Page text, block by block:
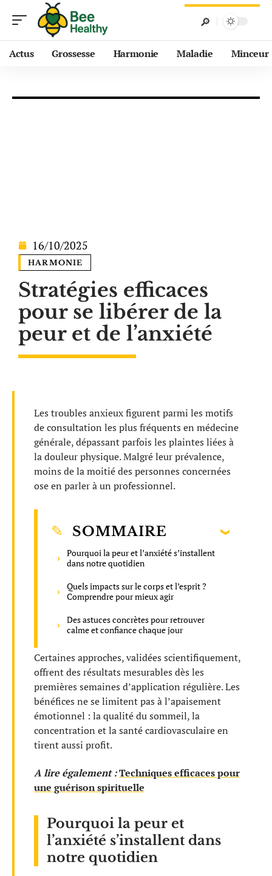
Actus Grossesse Harmonie Maladie Minceur
16/10/2025
HARMONIE
Stratégies efficaces
pour se libérer de la
peur et de l’anxiété
Les troubles anxieux figurent parmi les motifs
de consultation les plus fréquents en médecine
générale, dépassant parfois les plaintes liées à
la douleur physique. Malgré leur prévalence,
moins de la moitié des personnes concernées
ose en parler à un professionnel.
SOMMAIRE
Pourquoi la peur et l’anxiété s’installent
dans notre quotidien
Quels impacts sur le corps et l’esprit ?
Comprendre pour mieux agir
Des astuces concrètes pour retrouver
calme et confiance chaque jour
Certaines approches, validées scientifiquement,
offrent des résultats mesurables dès les
premières semaines d’application régulière. Les
bénéfices ne se limitent pas à l’apaisement
émotionnel : la qualité du sommeil, la
concentration et la santé cardiovasculaire en
tirent aussi profit.
A lire également :Techniques efficaces pour
une guérison spirituelle
Pourquoi la peur et
l’anxiété s’installent dans
notre quotidien